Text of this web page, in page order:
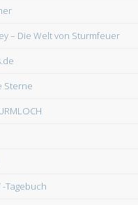
– Die Welt von Sturmfeuer
Sterne
-Tagebuch